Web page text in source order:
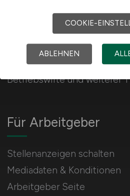
325 Jobs in der
Finanzdienstleisterbranche
Betriebswirte und weiterer
Für Arbeitgeber
Stellenanzeigen schalten
Mediadaten & Konditionen
Arbeitgeber Seite
COOKIE-
ABLEHNEN